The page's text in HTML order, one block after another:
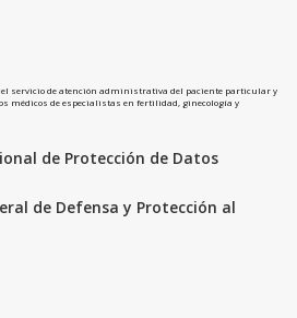
servicio de atención administrativa del paciente particular y
médicos de especialistas en fertilidad, ginecología y
de Protección de Datos
de Defensa y Protección al